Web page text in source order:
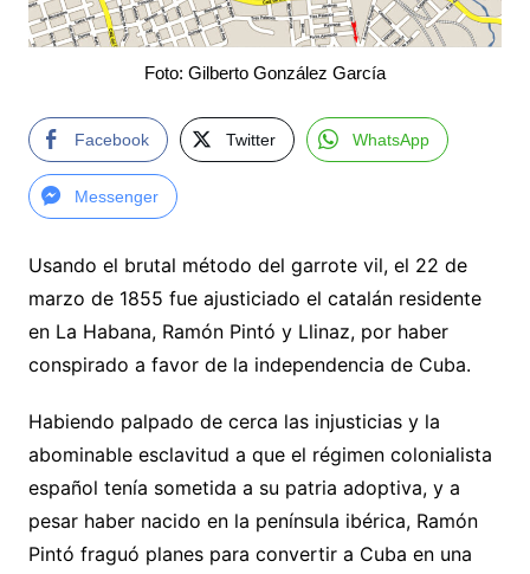
Foto: Gilberto González García
Facebook Twitter WhatsApp
Messenger
Usando el brutal método del garrote vil, el 22 de
marzo de 1855 fue ajusticiado el catalán residente
en La Habana, Ramón Pintó y Llinaz, por haber
conspirado a favor de la independencia de Cuba.
Habiendo palpado de cerca las injusticias y la
abominable esclavitud a que el régimen colonialista
español tenía sometida a su patria adoptiva, y a
pesar haber nacido en la península ibérica, Ramón
Pintó fraguó planes para convertir a Cuba en una